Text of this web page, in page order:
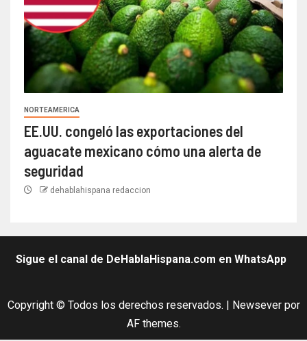
NORTEAMERICA
EE.UU. congeló las exportaciones del
aguacate mexicano cómo una alerta de
seguridad
dehablahispana redaccion
Sigue el canal de DeHablaHispana.com en WhatsApp
Copyright © Todos los derechos reservados. Newseverpor
AF themes.